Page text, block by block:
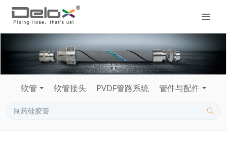
软管 软管接头 PVDF管路系统 管件与配件